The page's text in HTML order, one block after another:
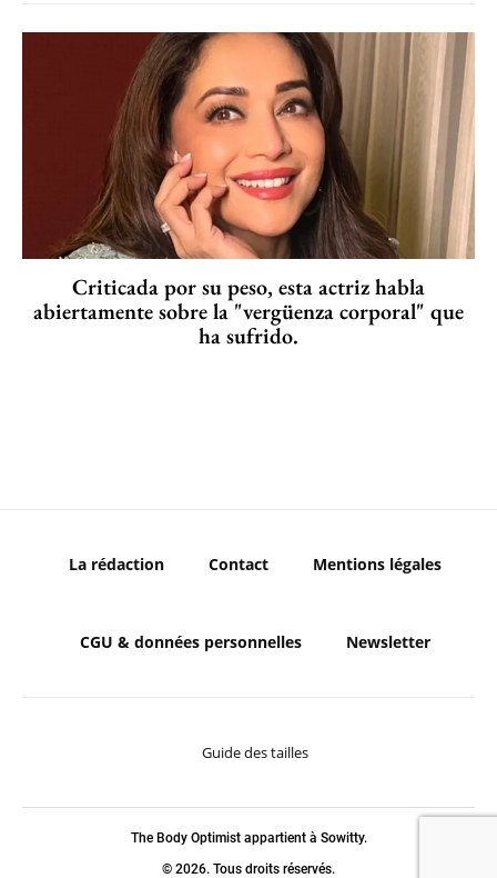
Criticada por su peso, esta actriz habla
abiertamente sobre la "vergüenza corporal" que
ha sufrido.
La rédaction Contact Mentions légales
CGU & données personnelles Newsletter
Guide des tailles
The Body Optimist appartient à Sowitty.
© 2026. Tous droits réservés.